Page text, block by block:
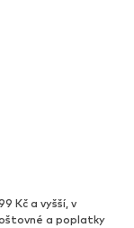
Kč a vyšší, v
a poplatky